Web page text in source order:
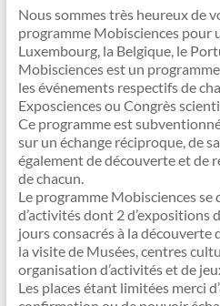
Nous sommes très heureux de
programme Mobisciences pour
Luxembourg, la Belgique, le
Mobisciences est un
les événements respectifs de
Exposciences ou Congrès
Ce programme est
sur un échange réciproque, de
également de découverte et de
de chacun.
Le programme Mobisciences se
d’activités dont 2 d’expositions
jours consacrés à la découverte
la visite de Musées, centres
organisation d’activités et de
Les places étant limitées merci